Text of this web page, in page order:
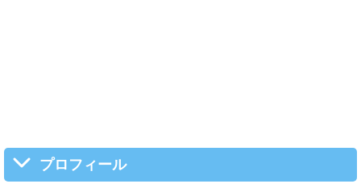
プロフィール